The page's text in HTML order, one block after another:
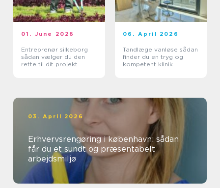
01. June 2026
Entreprenør silkeborg
sådan vælger du den
rette til dit projekt
06. April 2026
Tandlæge vanløse sådan
finder du en tryg og
kompetent klinik
03. April 2026
Erhvervsrengøring i københavn: sådan
får du et sundt og præsentabelt
arbejdsmiljø